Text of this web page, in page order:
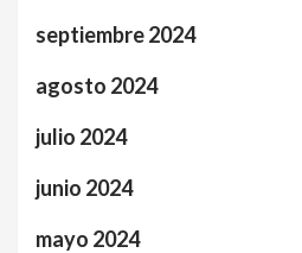
septiembre 2024
agosto 2024
julio 2024
junio 2024
mayo 2024